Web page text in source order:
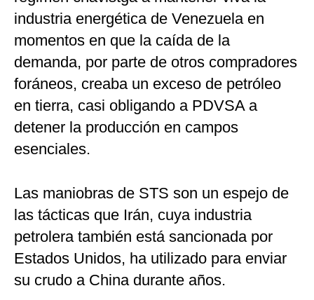
industria energética de Venezuela en
momentos en que la caída de la
demanda, por parte de otros compradores
foráneos, creaba un exceso de petróleo
en tierra, casi obligando a PDVSA a
detener la producción en campos
esenciales.
Las maniobras de STS son un espejo de
las tácticas que Irán, cuya industria
petrolera también está sancionada por
Estados Unidos, ha utilizado para enviar
su crudo a China durante años.